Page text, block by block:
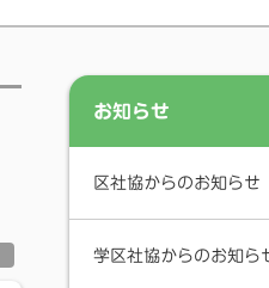
お知らせ
区社協からのお知らせ
学区社協からのお知ら